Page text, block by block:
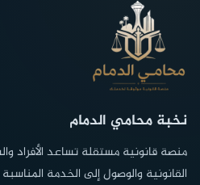
نخبة محامي الدمام
منصة قانونية مستقلة تساعد الأفراد
القانونية والوصول إلى الخدمة